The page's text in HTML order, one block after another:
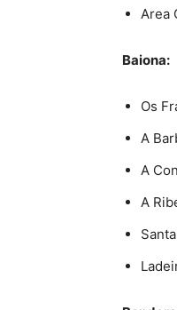
Area
Baiona:
Os
A
A
A